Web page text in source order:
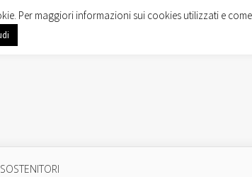
Per maggiori informazioni sui cookies utilizzati e